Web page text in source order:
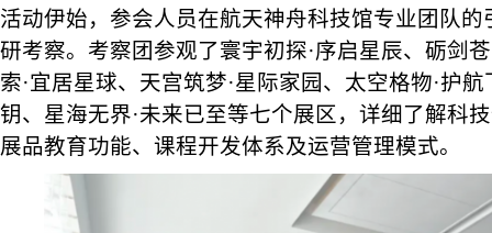
活动伊始，参会人员在航天神舟科技馆专业团队
研考察。考察团参观了寰宇初探·序启星辰、砺剑
索·宜居星球、天宫筑梦·星际家园、太空格物·护
钥、星海无界·未来已至等七个展区，详细了解科
展品教育功能、课程开发体系及运营管理模式。